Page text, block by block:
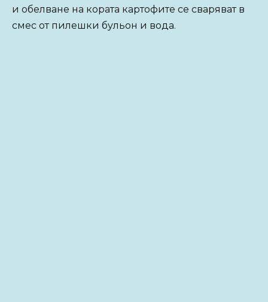
и обелване на кората картофите се сваряват в
смес от пилешки бульон и вода.